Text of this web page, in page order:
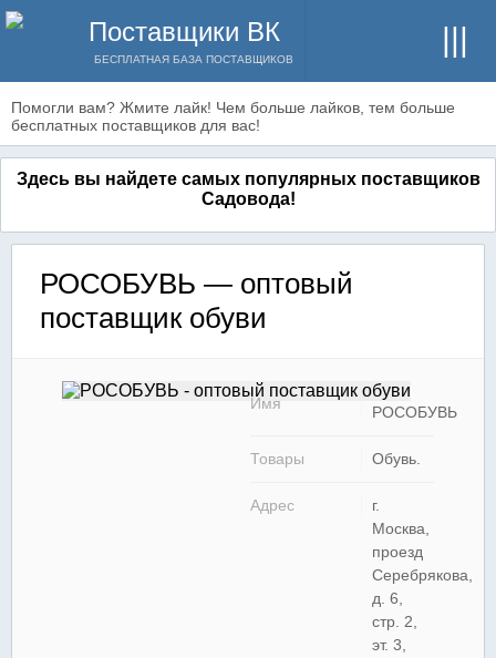
Поставщики ВК
БЕСПЛАТНАЯ БАЗА ПОСТАВЩИКОВ
Помогли вам? Жмите лайк! Чем больше лайков, тем больше
бесплатных поставщиков для вас!
Здесь вы найдете самых популярных поставщиков
Садовода!
РОСОБУВЬ — оптовый
поставщик обуви
Имя РОСОБУВЬ
Товары Обувь.
Адрес
г.
Москва,
проезд
Серебрякова,
д. 6,
стр. 2,
эт. 3,